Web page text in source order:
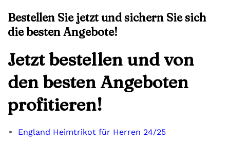
Bestellen Sie jetzt und sichern Sie sich
die besten Angebote!
Jetzt bestellen und von
den besten Angeboten
profitieren!
England Heimtrikot für Herren 24/25